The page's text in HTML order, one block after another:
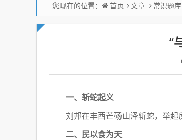
您现在的位置： 首页 文章 常识题库
“
一、斩蛇起义
刘邦在丰西芒砀山泽斩蛇，举起
二、民以食为天